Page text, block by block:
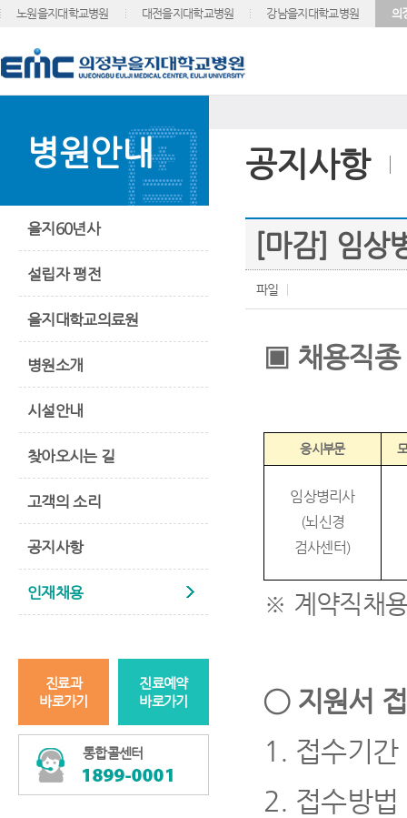
노원을지대학교병원 대전을지대학교병원 강남을지대학교병원 의
병원안내
을지60년사
설립자 평전
을지대학교의료원
병원소개
시설안내
찾아오시는 길
고객의 소리
공지사항
인재채용
진료과
바로가기
진료예약
바로가기
통합콜센터
공지사항
[마감] 임상
파일
▣ 채용직
응시부문
임상병리사
(뇌신경
검사센터)
※ 계약직채
◯ 지원서
1. 접수기간
2. 접수방법